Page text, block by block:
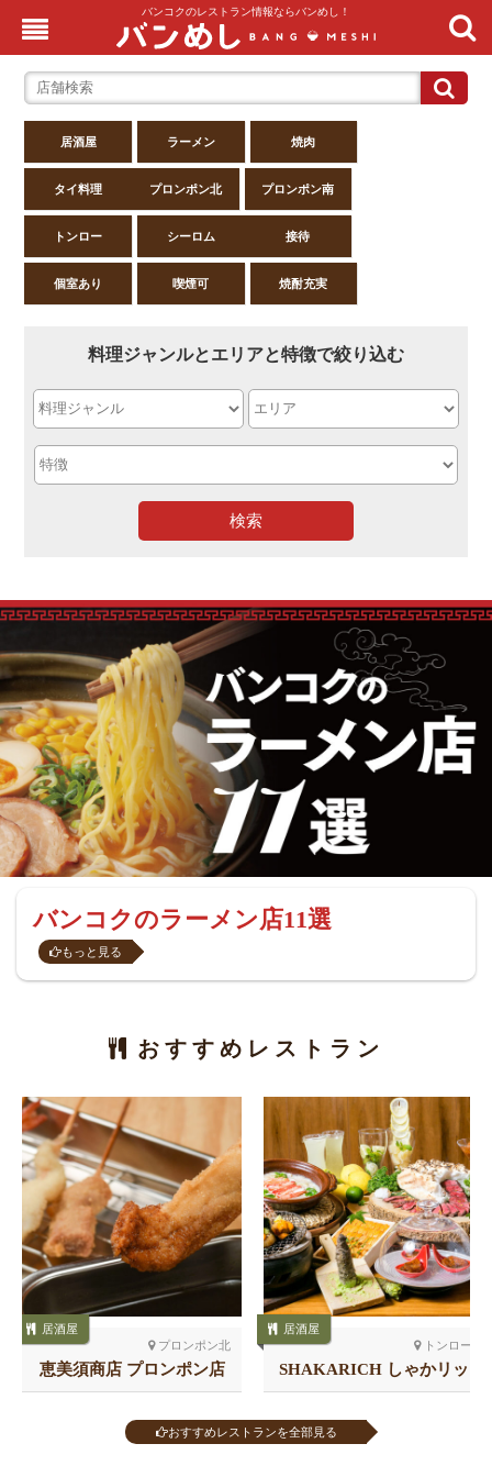
バンコクのレストラン情報ならバンめし！
居酒屋 ラーメン 焼肉
タイ料理 プロンポン北 プロンポン南
トンロー シーロム 接待
個室あり 喫煙可 焼酎充実
料理ジャンルとエリアと特徴で絞り込む
検索
バンコクのラーメン店11選
もっと見る
おすすめレストラン
プロンポン北
居酒屋
恵美須商店 プロンポン店
トンロー
居酒屋
SHAKARICH しゃかリッ
チ トンロー
おすすめレストランを全部見る